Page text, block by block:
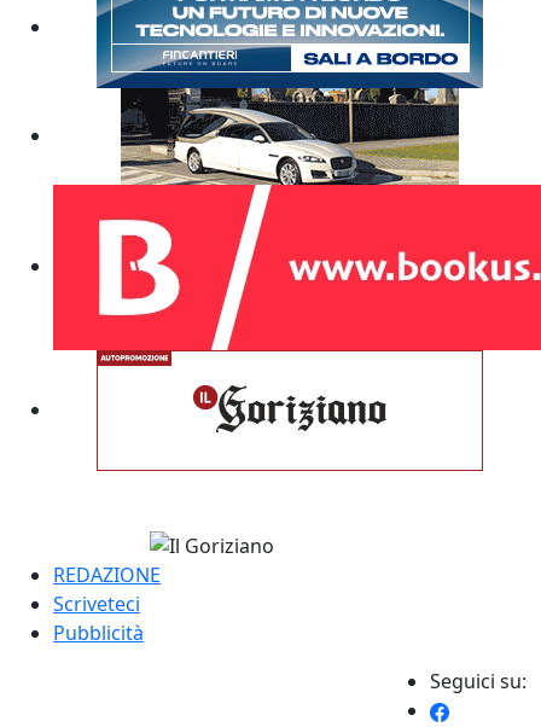
REDAZIONE
Scriveteci
Pubblicità
Seguici su: